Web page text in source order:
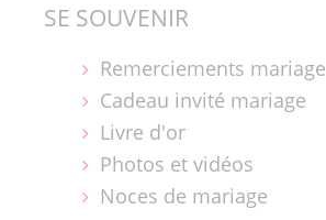
SE SOUVENIR
Remerciements mariage
Cadeau invité mariage
Livre d'or
Photos et vidéos
Noces de mariage